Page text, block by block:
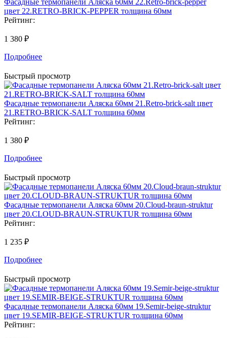
цвет 22.RETRO-BRICK-PEPPER толщина 60мм
Рейтинг:
1 380 ₽
Подробнее
Быстрый просмотр
Фасадные термопанели Аляска 60мм 21.Retro-brick-salt цвет
21.RETRO-BRICK-SALT толщина 60мм
Рейтинг:
1 380 ₽
Подробнее
Быстрый просмотр
Фасадные термопанели Аляска 60мм 20.Cloud-braun-struktur
цвет 20.CLOUD-BRAUN-STRUKTUR толщина 60мм
Рейтинг:
1 235 ₽
Подробнее
Быстрый просмотр
Фасадные термопанели Аляска 60мм 19.Semir-beige-struktur
цвет 19.SEMIR-BEIGE-STRUKTUR толщина 60мм
Рейтинг: